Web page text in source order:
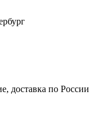
доставка по России